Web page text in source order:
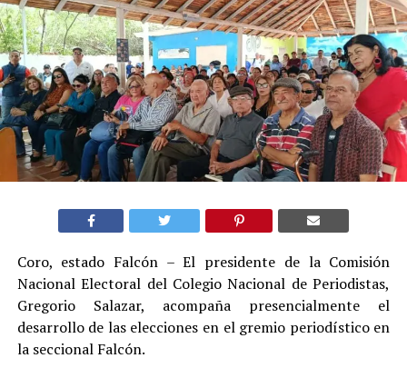
Coro, estado Falcón – El presidente de la Comisión
Nacional Electoral del Colegio Nacional de Periodistas,
Gregorio Salazar, acompaña presencialmente el
desarrollo de las elecciones en el gremio periodístico en
la seccional Falcón.